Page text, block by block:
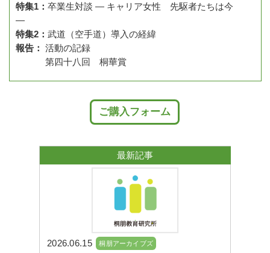
特集1：卒業生対談 ― キャリア女性 先駆者たちは今
―
特集2：武道（空手道）導入の経緯
報告： 活動の記録
第四十八回 桐華賞
ご購入フォーム
最新記事
2026.06.15 桐朋アーカイブズ